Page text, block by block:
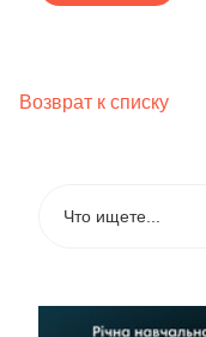
Возврат к списку